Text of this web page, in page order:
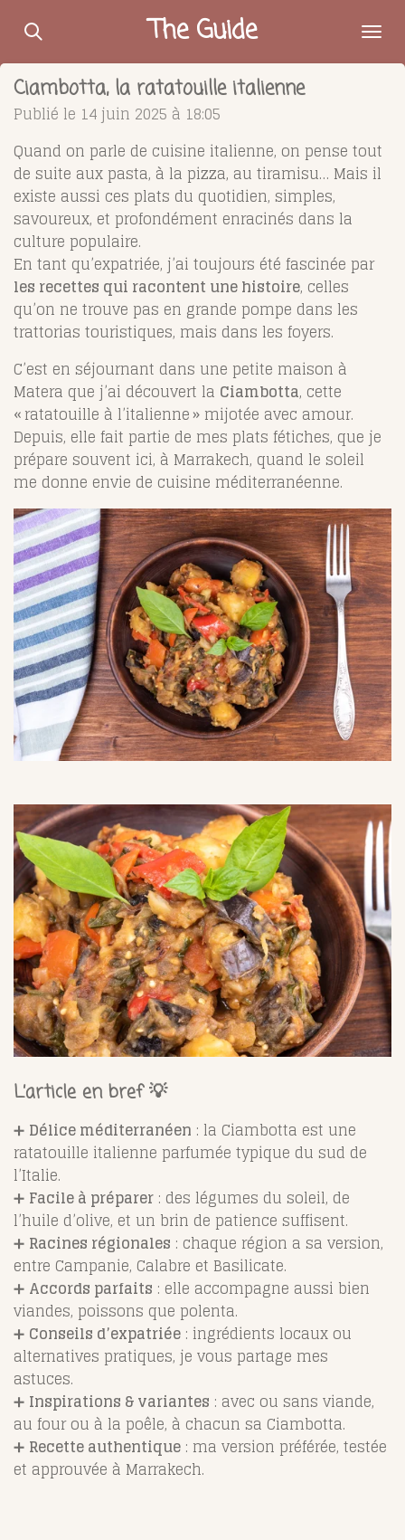
Passer
contenu
principal
The Guide
Ciambotta, la ratatouille italienne
Publié le 14 juin 2025 à 18:05
Quand on parle de cuisine italienne, on pense tout
de suite aux pasta, à la pizza, au tiramisu… Mais il
existe aussi ces plats du quotidien, simples,
savoureux, et profondément enracinés dans la
culture populaire.
En tant qu’expatriée, j’ai toujours été fascinée par
les recettes qui racontent une histoire, celles
qu’on ne trouve pas en grande pompe dans les
trattorias touristiques, mais dans les foyers.
C’est en séjournant dans une petite maison à
Matera que j’ai découvert la Ciambotta, cette
« ratatouille à l’italienne » mijotée avec amour.
Depuis, elle fait partie de mes plats fétiches, que je
prépare souvent ici, à Marrakech, quand le soleil
me donne envie de cuisine méditerranéenne.
L’article en bref 💡
➕ Délice méditerranéen : la Ciambotta est une
ratatouille italienne parfumée typique du sud de
l’Italie.
➕ Facile à préparer : des légumes du soleil, de
l’huile d’olive, et un brin de patience suffisent.
➕ Racines régionales : chaque région a sa version,
entre Campanie, Calabre et Basilicate.
➕ Accords parfaits : elle accompagne aussi bien
viandes, poissons que polenta.
➕ Conseils d’expatriée : ingrédients locaux ou
alternatives pratiques, je vous partage mes
astuces.
➕ Inspirations & variantes : avec ou sans viande,
au four ou à la poêle, à chacun sa Ciambotta.
➕ Recette authentique : ma version préférée, testée
et approuvée à Marrakech.